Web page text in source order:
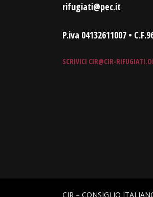
rifugiati@pec.it
P.iva 04132611007 •
SCRIVICI CIR@CIR-
CIR – CONSIGLIO